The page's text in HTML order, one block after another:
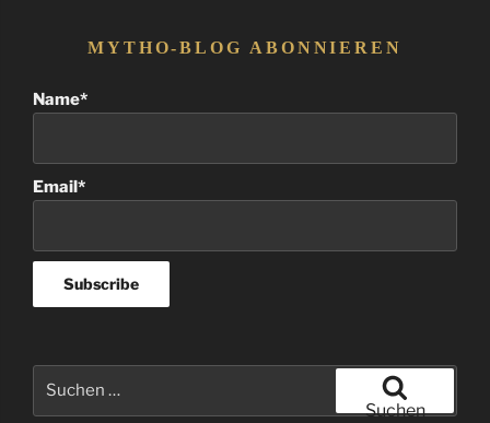
MYTHO-BLOG ABONNIEREN
Name*
Email*
Suchen